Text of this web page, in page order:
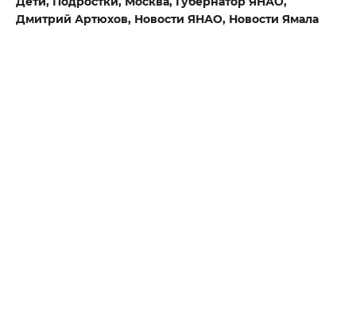
Дмитрий Артюхов, Новости ЯНАО, Новости Ямала